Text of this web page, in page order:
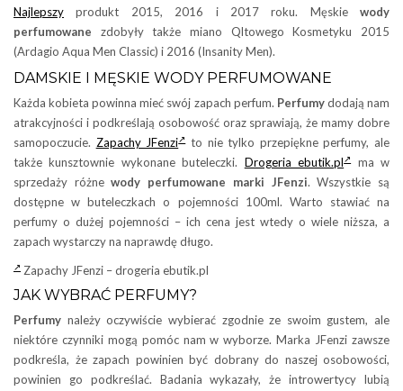
Najlepszy produkt 2015, 2016 i 2017 roku. Męskie wody
perfumowane zdobyły także miano Qltowego Kosmetyku 2015
(Ardagio Aqua Men Classic) i 2016 (Insanity Men).
DAMSKIE I MĘSKIE WODY PERFUMOWANE
Każda kobieta powinna mieć swój zapach perfum. Perfumydodają nam
atrakcyjności i podkreślają osobowość oraz sprawiają, że mamy dobre
samopoczucie. Zapachy JFenzi to nie tylko przepiękne perfumy, ale
także kunsztownie wykonane buteleczki. Drogeria ebutik.pl ma w
sprzedaży różnewody perfumowane marki JFenzi. Wszystkie są
dostępne w buteleczkach o pojemności 100ml. Warto stawiać na
perfumy o dużej pojemności – ich cena jest wtedy o wiele niższa, a
zapach wystarczy na naprawdę długo.
Zapachy JFenzi – drogeria ebutik.pl
JAK WYBRAĆ PERFUMY?
Perfumy należy oczywiście wybierać zgodnie ze swoim gustem, ale
niektóre czynniki mogą pomóc nam w wyborze. Marka JFenzi zawsze
podkreśla, że zapach powinien być dobrany do naszej osobowości,
powinien go podkreślać. Badania wykazały, że introwertycy lubią